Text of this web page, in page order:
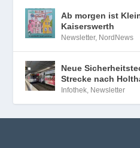
Ab morgen ist
Kaiserswerth
Newsletter, NordNews
Neue
Strecke nach
Infothek, Newsletter